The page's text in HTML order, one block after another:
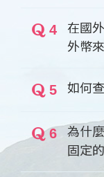
4
在國
外幣
5 如何
6
為什
固定